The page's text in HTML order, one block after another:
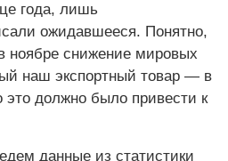
года, лишь
ожидавшееся. Понятно,
ноябре снижение мировых
наш экспортный товар — в
это должно было привести к
данные из статистики